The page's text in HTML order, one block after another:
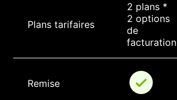
Plans tarifaires
2 plans *
2 options
de
facturation
Remise